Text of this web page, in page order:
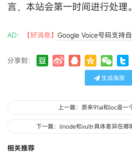
言，本站会第一时间进行处理。
AD： 【好消息】 Google Voice号码支持自
分享到：
生成海报
上一篇：原来91ai和loc是一
下一篇：linode和vultr具体差异在哪
相关推荐